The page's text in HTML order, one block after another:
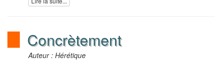
Concrètement
Auteur : Hérétique